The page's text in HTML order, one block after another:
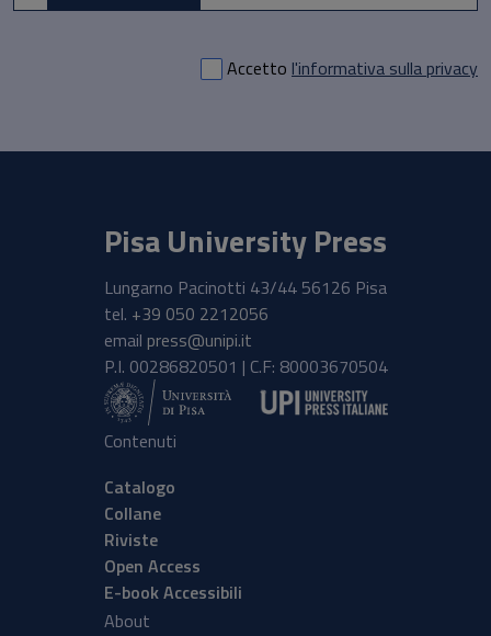
Accetto l'informativa sulla privacy
Pisa University Press
Lungarno Pacinotti 43/44 56126 Pisa
tel. +39 050 2212056
email press@unipi.it
P.I. 00286820501 | C.F: 80003670504
Contenuti
Catalogo
Collane
Riviste
Open Access
E-book Accessibili
About